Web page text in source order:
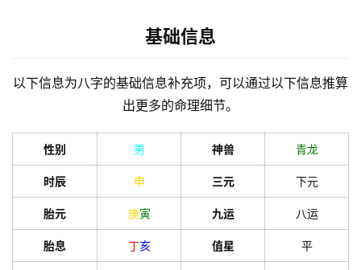
基础信息
以下信息为八字的基础信息补充项，可以通过以下信息推算
出更多的命理细节。
性别 男 神兽 青龙
时辰 申 三元 下元
胎元 庚寅 九运 八运
胎息 丁亥 值星 平